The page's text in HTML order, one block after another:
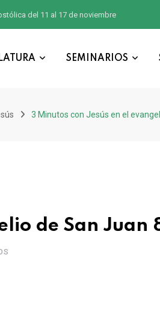
del 11 al 17 de noviembre
SEMINARIOS
3 Minutos con Jesús en el
de San Juan